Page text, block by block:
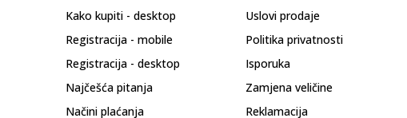
Kako kupiti - desktop
Registracija - mobile
Registracija - desktop
Najčešća pitanja
Načini plaćanja
Uslovi prodaje
Politika privatnosti
Isporuka
Zamjena veličine
Reklamacija